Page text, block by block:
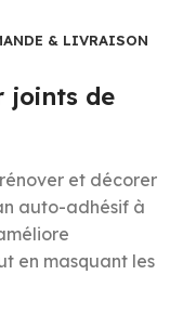
& LIVRAISON
joints de
et décorer
auto-adhésif à
en masquant les